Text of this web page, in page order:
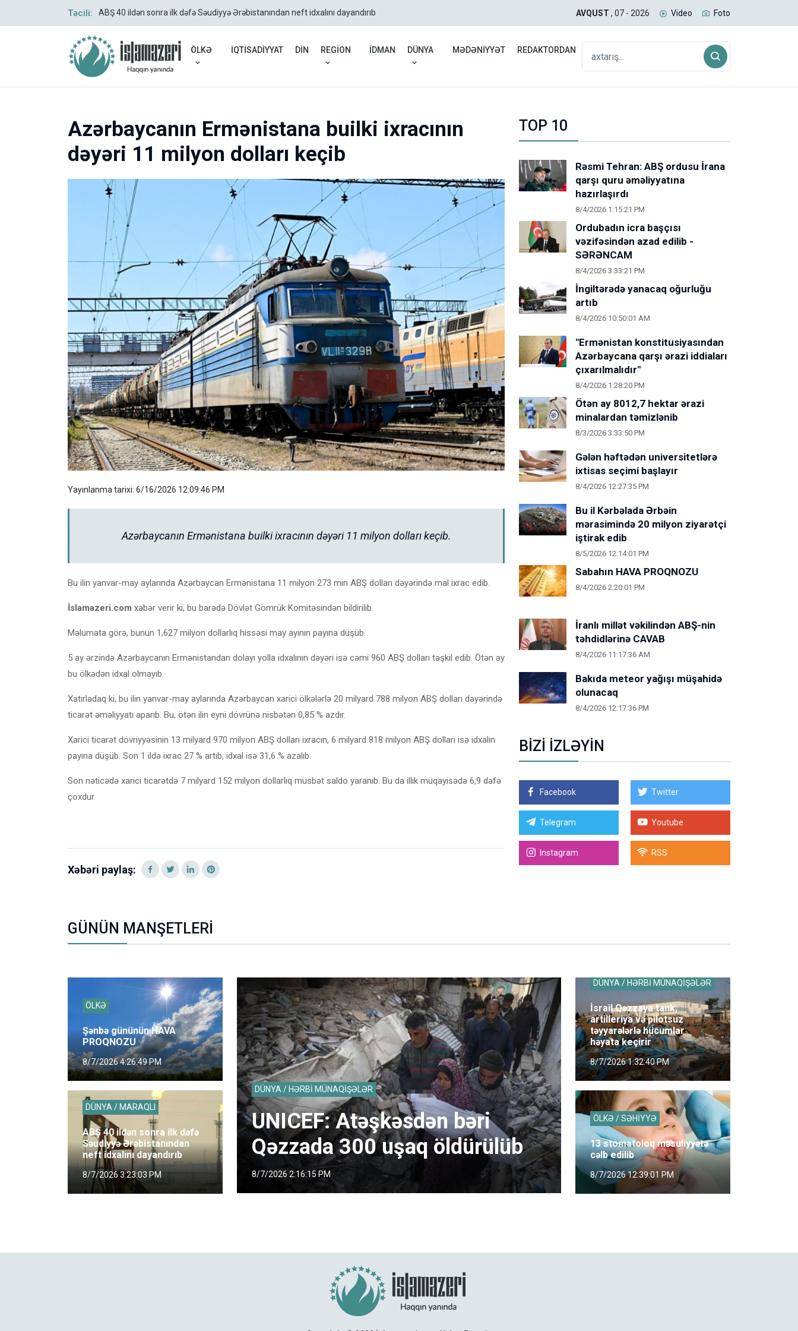
Təcili: ABŞ 40 ildən sonra ilk dəfə Səudiyyə Ərəbistanından neft idxalını dayandırıb UNICEF: Atəşkəsdən bəri Qəzzada 300 uşaq öldürülüb
AVQUST , 07 - 2026 Video Foto
ÖLKƏ İQTİSADİYYAT DİN REGİON İDMAN DÜNYA MƏDƏNİYYƏT REDAKTORDAN
Azərbaycanın Ermənistana builki ixracının
dəyəri 11 milyon dolları keçib
Yayınlanma tarixi: 6/16/2026 12:09:46 PM
Azərbaycanın Ermənistana builki ixracının dəyəri 11 milyon dolları keçib.
Bu ilin yanvar-may aylarında Azərbaycan Ermənistana 11 milyon 273 min ABŞ dolları dəyərində mal ixrac edib.
İslamazeri.com xəbər verir ki, bu barədə Dövlət Gömrük Komitəsindən bildirilib.
Məlumata görə, bunun 1,627 milyon dollarlıq hissəsi may ayının payına düşüb.
5 ay ərzində Azərbaycanın Ermənistandan dolayı yolla idxalının dəyəri isə cəmi 960 ABŞ dolları təşkil edib. Ötən ay
bu ölkədən idxal olmayıb.
Xatırladaq ki, bu ilin yanvar-may aylarında Azərbaycan xarici ölkələrlə 20 milyard 788 milyon ABŞ dolları dəyərində
ticarət əməliyyatı aparıb. Bu, ötən ilin eyni dövrünə nisbətən 0,85 % azdır.
Xarici ticarət dövriyyəsinin 13 milyard 970 milyon ABŞ dolları ixracın, 6 milyard 818 milyon ABŞ dolları isə idxalın
payına düşüb. Son 1 ildə ixrac 27 % artıb, idxal isə 31,6 % azalıb.
Son nəticədə xarici ticarətdə 7 milyard 152 milyon dollarlıq müsbət saldo yaranıb. Bu da illik müqayisədə 6,9 dəfə
çoxdur.
Xəbəri paylaş:
TOP 10
Rəsmi Tehran: ABŞ ordusu İrana
qarşı quru əməliyyatına
hazırlaşırdı
8/4/2026 1:15:21 PM
Ordubadın icra başçısı
vəzifəsindən azad edilib -
SƏRƏNCAM
8/4/2026 3:33:21 PM
İngiltərədə yanacaq oğurluğu
artıb
8/4/2026 10:50:01 AM
"Ermənistan konstitusiyasından
Azərbaycana qarşı ərazi iddiaları
çıxarılmalıdır"
8/4/2026 1:28:20 PM
Ötən ay 8012,7 hektar ərazi
minalardan təmizlənib
8/3/2026 3:33:50 PM
Gələn həftədən universitetlərə
ixtisas seçimi başlayır
8/4/2026 12:27:35 PM
Bu il Kərbəlada Ərbəin
mərasimində 20 milyon ziyarətçi
iştirak edib
8/5/2026 12:14:01 PM
Sabahın HAVA PROQNOZU
8/4/2026 2:20:01 PM
İranlı millət vəkilindən ABŞ-nin
təhdidlərinə CAVAB
8/4/2026 11:17:36 AM
Bakıda meteor yağışı müşahidə
olunacaq
8/4/2026 12:17:36 PM
BİZİ İZLƏYİN
Facebook Twitter
Telegram Youtube
Instagram RSS
GÜNÜN MANŞETLERİ
ÖLKƏ
Şənbə gününün HAVA
PROQNOZU
8/7/2026 4:26:49 PM
DÜNYA / MARAQLI
ABŞ 40 ildən sonra ilk dəfə
Səudiyyə Ərəbistanından
neft idxalını dayandırıb
8/7/2026 3:23:03 PM
DÜNYA / HƏRBİ MÜNAQİŞƏLƏR
UNICEF: Atəşkəsdən bəri
Qəzzada 300 uşaq öldürülüb
8/7/2026 2:16:15 PM
DÜNYA / HƏRBİ MÜNAQİŞƏLƏR
İsrail Qəzzaya tank,
artilleriya və pilotsuz
təyyarələrlə hücumlar
həyata keçirir
8/7/2026 1:32:40 PM
ÖLKƏ / SƏHİYYƏ
13 stomatoloq məsuliyyətə
cəlb edilib
8/7/2026 12:39:01 PM